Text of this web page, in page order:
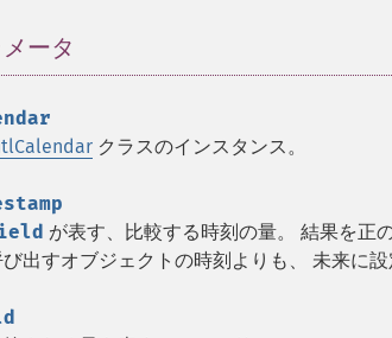
ータ
クラスのインスタンス。
が表す、比較する時刻の量。 結果を正
出すオブジェクトの時刻よりも、 未来に設